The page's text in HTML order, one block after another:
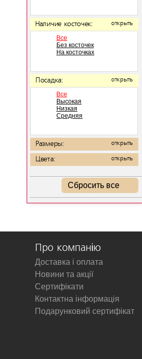
Наличие косточек: открыть
Все
Без косточек
На косточках
Посадка: открыть
Все
Высокая
Низкая
Средняя
Размеры: открыть
Цвета: открыть
Сбросить все
Про компанію
Доставка і оплата
Новини та акції
Сертифікати
Контактна інформація
Подарунковий сертифікат